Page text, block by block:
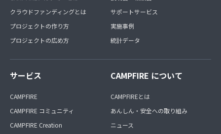
クラウドファンディングとは
プロジェクトの作り方
プロジェクトの広め方
サポートサービス
実施事例
統計データ
サービス
CAMPFIRE
CAMPFIRE コミュニティ
CAMPFIRE Creation
CAMPFIRE について
CAMPFIREとは
あんしん・安全への取り組み
ニュース